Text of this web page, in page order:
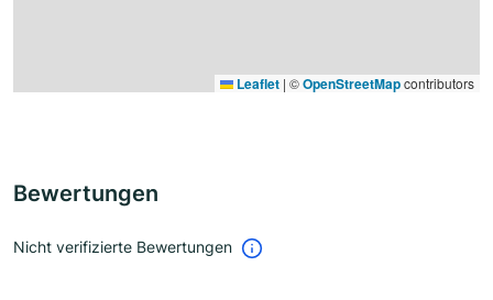
Leaflet | ©OpenStreetMapcontributors
Bewertungen
Nicht verifizierte Bewertungen